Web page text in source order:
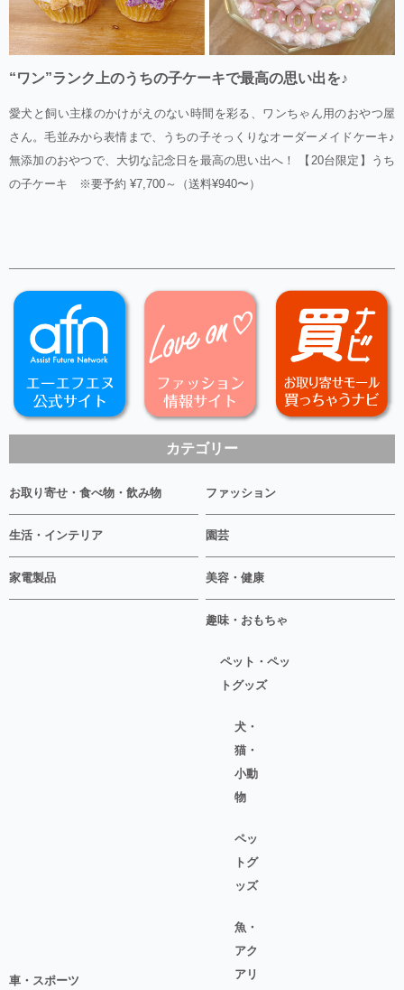
カテゴリー
お取り寄せ・食べ物・飲み物 ファッション
生活・インテリア 園芸
家電製品 美容・健康
車・スポーツ
趣味・おもちゃ
ペット・ペッ
トグッズ
犬・
猫・
小動
物
ペッ
トグ
ッズ
魚・
アク
アリ
“ワン”ランク上のうちの子ケーキで最高の思い出を♪
愛犬と飼い主様のかけがえのない時間を彩る、ワンちゃん用のおやつ屋
さん。毛並みから表情まで、うちの子そっくりなオーダーメイドケーキ♪
無添加のおやつで、大切な記念日を最高の思い出へ！ 【20台限定】うち
の子ケーキ ※要予約 ¥7,700～（送料¥940〜）